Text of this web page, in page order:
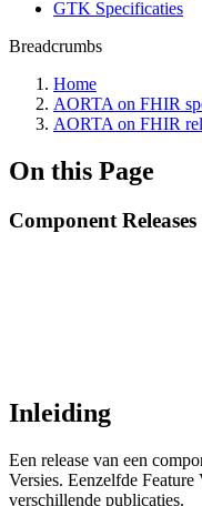
GTK Specificaties
Breadcrumbs
Home
AORTA on FHIR
AORTA on FHIR
On this Page
Component Releases
Inleiding
Een release van een
Versies. Eenzelfde
verschillende publicaties.